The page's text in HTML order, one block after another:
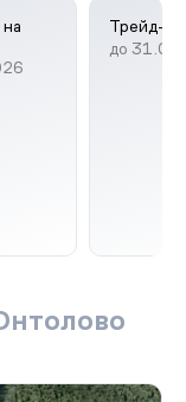
Трейд-ин
до